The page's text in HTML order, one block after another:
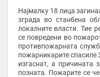
Најмалку 18 лица
зграда во станбена
локалните власти. Тие
се повредени во
противпожарната
пожарникарите спасиле
изгаснат, а причината
позната. Пожарите се